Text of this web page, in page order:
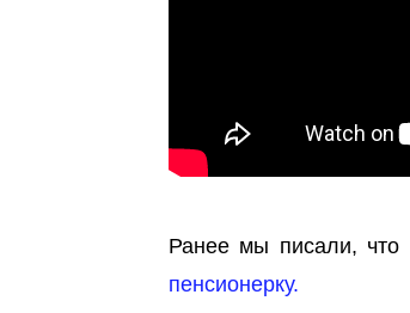
Ранее мы писали, что
пенсионерку.